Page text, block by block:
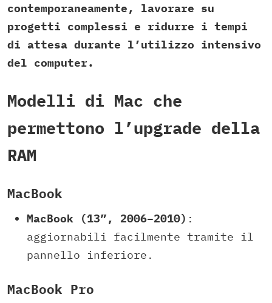
contemporaneamente, lavorare su
progetti complessi e ridurre i tempi
di attesa durante l’utilizzo intensivo
del computer.
Modelli di Mac che
permettono l’upgrade della
RAM
MacBook
MacBook (13”, 2006–2010) :
aggiornabili facilmente tramite il
pannello inferiore.
MacBook Pro